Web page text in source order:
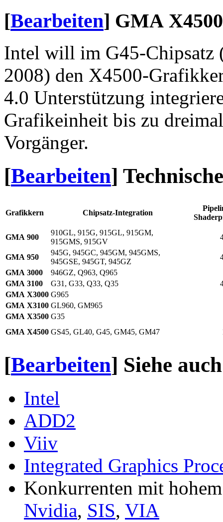
[Bearbeiten] GMA X4500
Intel will im G45-Chipsatz
2008) den X4500-
4.0 Unterstützung
Grafikeinheit bis zu
Vorgänger.
[Bearbeiten]
Grafikkern Chipsatz-Integration
GMA 900
910GL, 915G, 915GL, 915GM,
915GMS, 915GV
GMA 950
945G, 945GC, 945GM, 945GMS,
945GSE, 945GT, 945GZ
GMA 3000
946GZ, Q963, Q965
GMA 3100
G31, G33, Q33, Q35
GMA X3000 G965
GMA X3100 GL960, GM965
GMA X3500 G35
GMA X4500 GS45, GL40, G45, GM45, GM47
[Bearbeiten] Siehe auch
Intel
ADD2
Viiv
Integrated Graphics
Konkurrenten mit
Nvidia, SIS, VIA